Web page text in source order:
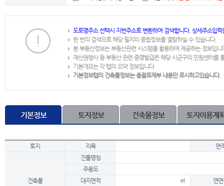
도로명주소 선택시 지번주소로 변환하여 검색합니다. 상세주소입
한 번의 검색으로 해당 필지의 종합정보를 열람하실 수 있습니다.
본 부동산정보는 부동산관련 시스템을 활용하여 제공하는 정보입니
재산권행사 등 부동산 관련 증명발급은 해당 시군구의 민원센터를
기본개요는 각 탭의 요약 정보입니다.
기본정보탭의 건축물정보는 총괄표제부 내용만 표시하고있습니다.
기본정보 토지정보 건축물정보 토지이용계
토지 지목 면
건축물
건물명칭
주용도
대지면적
㎡
연